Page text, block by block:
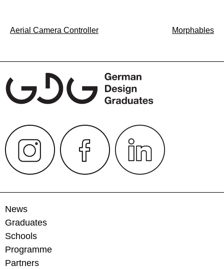
Beitragsnavigation
Aerial Camera Controller Morphables
News
Graduates
Schools
Programme
Partners